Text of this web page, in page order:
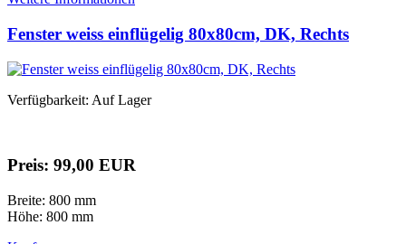
Fenster weiss einflügelig 80x80cm, DK, Rechts
Verfügbarkeit: Auf Lager
Preis: 99,00 EUR
Breite: 800 mm
Höhe: 800 mm